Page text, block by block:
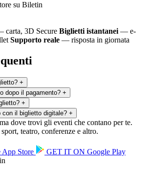
su Biletin
carta, 3D Secure Biglietti istantanei — e-
Supporto reale — risposta in giornata
+
dopo il pagamento? +
+
con il biglietto digitale? +
dove trovi gli eventi che contano per te.
teatro, conferenze e altro.
App Store GET IT ON Google Play